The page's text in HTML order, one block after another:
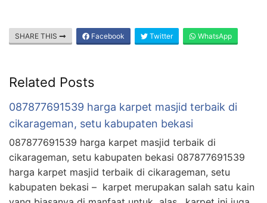
SHARE THIS Facebook Twitter WhatsApp
Related Posts
087877691539 harga karpet masjid terbaik di
cikarageman, setu kabupaten bekasi
087877691539 harga karpet masjid terbaik di
cikarageman, setu kabupaten bekasi 087877691539
harga karpet masjid terbaik di cikarageman, setu
kabupaten bekasi – karpet merupakan salah satu kain